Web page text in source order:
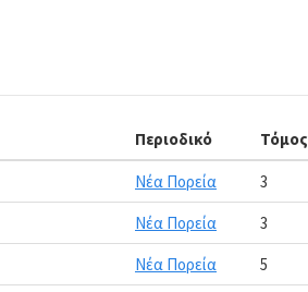
Περιοδικό Τόμος
Νέα Πορεία 3
Νέα Πορεία 3
Νέα Πορεία 5